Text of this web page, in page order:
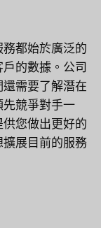
都始於廣泛的
的數據。公司
需要了解潛在
競爭對手一
您做出更好的
展目前的服務